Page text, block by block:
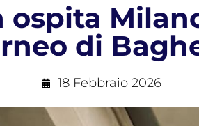
ospita
di
18 Febbraio 2026